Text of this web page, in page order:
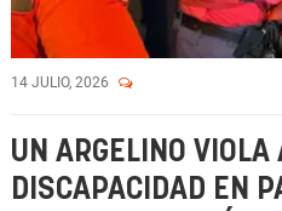
14 JULIO, 2026
UN ARGELINO VIOLA
DISCAPACIDAD EN